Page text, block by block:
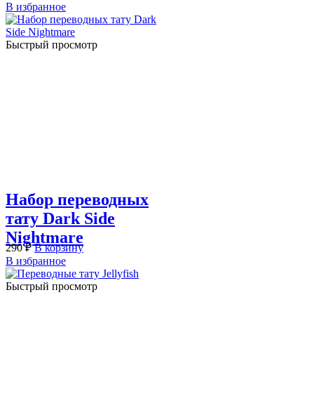
В избранное
Быстрый просмотр
Набор переводных
тату Dark Side
Nightmare
290₽ В корзину
В избранное
Быстрый просмотр